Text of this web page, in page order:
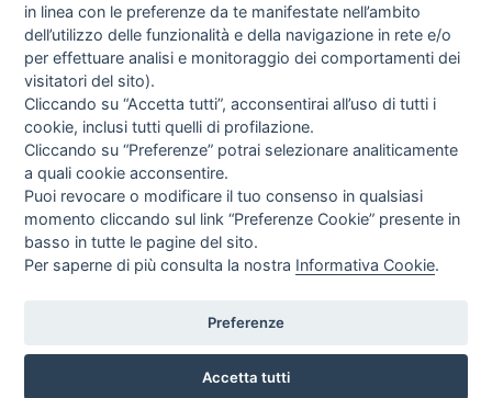
I libri Vedi tutti
FASCISTISSIMA
Direttrice Responsabile: Alessandra Costante | Registrazione al Tribunale Civile
in linea con le preferenze da te manifestate nell’ambito
dell’utilizzo delle funzionalità e della navigazione in rete e/o
per effettuare analisi e monitoraggio dei comportamenti dei
visitatori del sito).
Cliccando su “Accetta tutti”, acconsentirai all’uso di tutti i
cookie, inclusi tutti quelli di profilazione.
Cliccando su “Preferenze” potrai selezionare analiticamente
a quali cookie acconsentire.
Puoi revocare o modificare il tuo consenso in qualsiasi
momento cliccando sul link “Preferenze Cookie” presente in
basso in tutte le pagine del sito.
Per saperne di più consulta la nostra Informativa Cookie.
Preferenze
Accetta tutti